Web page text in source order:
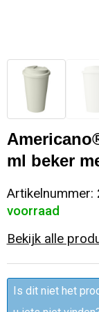
Snoepgoed
Spellen voor
Sport
Veiligheid,
Vrije tijd en
Papieren
Heuptassen
Fietstassen
Laptop
Rugzakken
Reistassen
Polo's
Jassen
Ondergoed
Broeken en
Jassen
T-Shirts
Caps,
Schorten en
ml beker
Artikelnummer:
voorraad
Bekijk alle
Is dit niet het